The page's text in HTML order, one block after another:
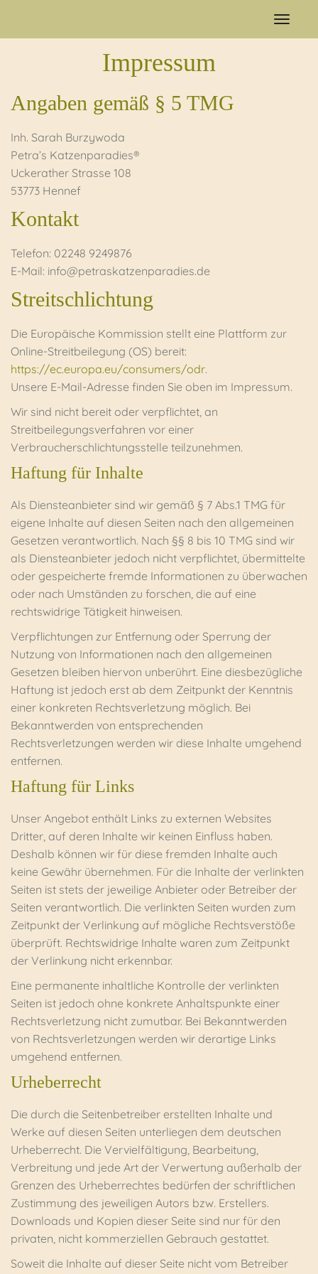
ein-/
Impressum
Angaben gemäß § 5 TMG
Inh. Sarah Burzywoda
Petra’s Katzenparadies®
Uckerather Strasse 108
53773 Hennef
Kontakt
Telefon: 02248 9249876
E-Mail: info@petraskatzenparadies.de
Streitschlichtung
Die Europäische Kommission stellt eine Plattform zur
Online-Streitbeilegung (OS) bereit:
https://ec.europa.eu/consumers/odr.
Unsere E-Mail-Adresse finden Sie oben im Impressum.
Wir sind nicht bereit oder verpflichtet, an
Streitbeilegungsverfahren vor einer
Verbraucherschlichtungsstelle teilzunehmen.
Haftung für Inhalte
Als Diensteanbieter sind wir gemäß § 7 Abs.1 TMG für
eigene Inhalte auf diesen Seiten nach den allgemeinen
Gesetzen verantwortlich. Nach §§ 8 bis 10 TMG sind wir
als Diensteanbieter jedoch nicht verpflichtet, übermittelte
oder gespeicherte fremde Informationen zu überwachen
oder nach Umständen zu forschen, die auf eine
rechtswidrige Tätigkeit hinweisen.
Verpflichtungen zur Entfernung oder Sperrung der
Nutzung von Informationen nach den allgemeinen
Gesetzen bleiben hiervon unberührt. Eine diesbezügliche
Haftung ist jedoch erst ab dem Zeitpunkt der Kenntnis
einer konkreten Rechtsverletzung möglich. Bei
Bekanntwerden von entsprechenden
Rechtsverletzungen werden wir diese Inhalte umgehend
entfernen.
Haftung für Links
Unser Angebot enthält Links zu externen Websites
Dritter, auf deren Inhalte wir keinen Einfluss haben.
Deshalb können wir für diese fremden Inhalte auch
keine Gewähr übernehmen. Für die Inhalte der verlinkten
Seiten ist stets der jeweilige Anbieter oder Betreiber der
Seiten verantwortlich. Die verlinkten Seiten wurden zum
Zeitpunkt der Verlinkung auf mögliche Rechtsverstöße
überprüft. Rechtswidrige Inhalte waren zum Zeitpunkt
der Verlinkung nicht erkennbar.
Eine permanente inhaltliche Kontrolle der verlinkten
Seiten ist jedoch ohne konkrete Anhaltspunkte einer
Rechtsverletzung nicht zumutbar. Bei Bekanntwerden
von Rechtsverletzungen werden wir derartige Links
umgehend entfernen.
Urheberrecht
Die durch die Seitenbetreiber erstellten Inhalte und
Werke auf diesen Seiten unterliegen dem deutschen
Urheberrecht. Die Vervielfältigung, Bearbeitung,
Verbreitung und jede Art der Verwertung außerhalb der
Grenzen des Urheberrechtes bedürfen der schriftlichen
Zustimmung des jeweiligen Autors bzw. Erstellers.
Downloads und Kopien dieser Seite sind nur für den
privaten, nicht kommerziellen Gebrauch gestattet.
Soweit die Inhalte auf dieser Seite nicht vom Betreiber